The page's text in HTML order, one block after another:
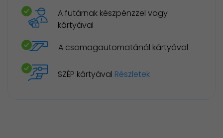
A futárnak készpénzzel vagy
kártyával
A csomagautomatánál kártyával
SZÉP kártyával Részletek